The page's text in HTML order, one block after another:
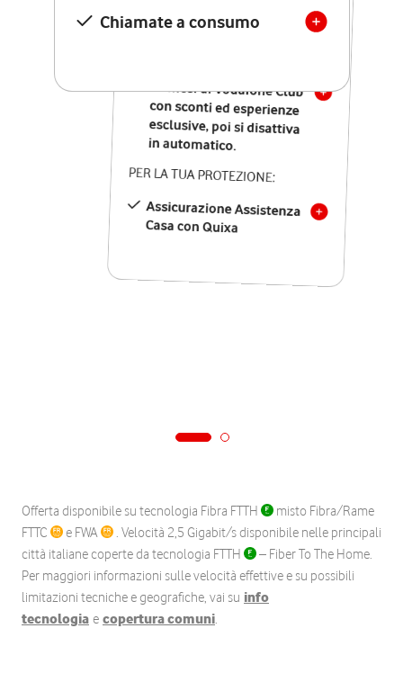
Chiamate a consumo
nazionali
12 mesi di Vodafone Club
con sconti ed esperienze
esclusive, poi si disattiva
in automatico.
PER LA TUA PROTEZIONE:
Assicurazione Assistenza
Casa con Quixa
Offerta disponibile su tecnologia Fibra FTTH
misto Fibra/Rame
FTTC
e FWA
. Velocità 2,5 Gigabit/s disponibile nelle principali
città italiane coperte da tecnologia FTTH
– Fiber To The Home.
Per maggiori informazioni sulle velocità effettive e su possibili
limitazioni tecniche e geografiche, vai su info
tecnologia e copertura comuni.